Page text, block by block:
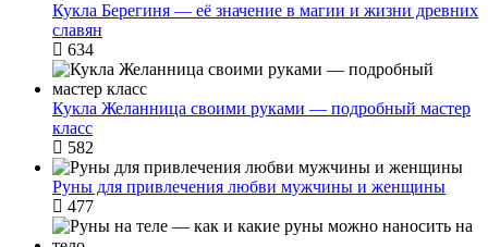
Кукла Берегиня — её значение в магии и жизни древних
славян
634
Кукла Желанница своими руками — подробный мастер
класс
582
Руны для привлечения любви мужчины и женщины
477